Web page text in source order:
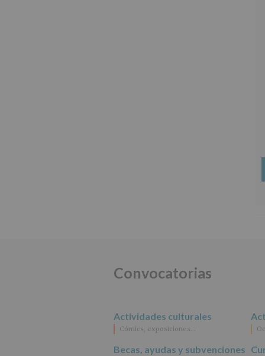
Convocatorias
Actividades culturales
Cómics, exposiciones…
Becas, ayudas y subvenciones